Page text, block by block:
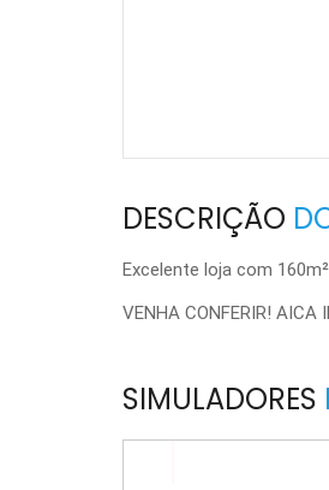
DESCRIÇÃO
Excelente loja com
VENHA CONFERIR!
SIMULADORES